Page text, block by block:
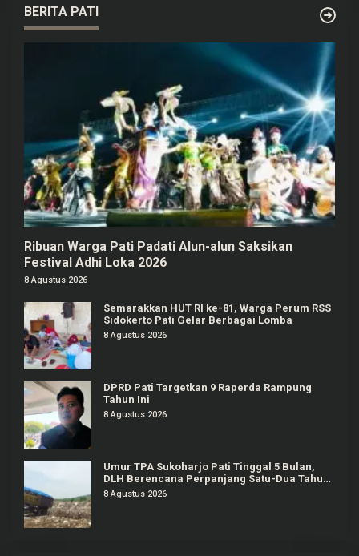
BERITA PATI
Ribuan Warga Pati Padati Alun-alun Saksikan
Festival Adhi Loka 2026
8 Agustus 2026
Semarakkan HUT RI ke-81, Warga Perum RSS
Sidokerto Pati Gelar Berbagai Lomba
8 Agustus 2026
DPRD Pati Targetkan 9 Raperda Rampung
Tahun Ini
8 Agustus 2026
Umur TPA Sukoharjo Pati Tinggal 5 Bulan,
DLH Berencana Perpanjang Satu-Dua Tahun
Lagi
8 Agustus 2026